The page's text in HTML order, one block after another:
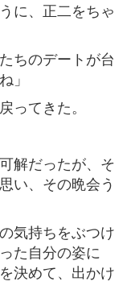
に、正二をちゃ
ちのデートが台
」
ってきた。
解だったが、そ
い、その晩会う
気持ちをぶつけ
た自分の姿に
決めて、出かけ